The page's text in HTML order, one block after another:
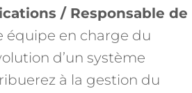
/ Responsable de
équipe en charge du
d’un système
à la gestion du